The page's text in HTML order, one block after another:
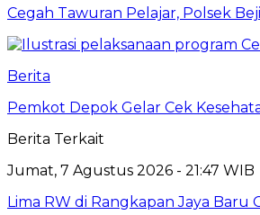
Cegah Tawuran Pelajar, Polsek
Berita
Pemkot Depok Gelar Cek
Berita Terkait
Jumat, 7 Agustus 2026 - 21:47 WIB
Lima RW di Rangkapan Jaya